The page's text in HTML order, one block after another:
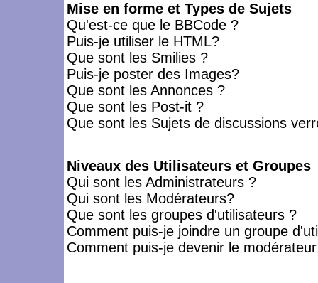
Mise en forme et Types de Sujets
Qu'est-ce que le BBCode ?
Puis-je utiliser le HTML?
Que sont les Smilies ?
Puis-je poster des Images?
Que sont les Annonces ?
Que sont les Post-it ?
Que sont les Sujets de discussions
Niveaux des Utilisateurs et Groupes
Qui sont les Administrateurs ?
Qui sont les Modérateurs?
Que sont les groupes d'utilisateurs ?
Comment puis-je joindre un groupe
Comment puis-je devenir le